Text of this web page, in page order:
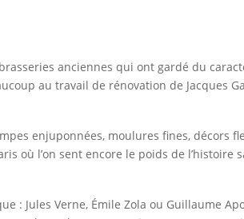
anciennes qui ont gardé du
au travail de rénovation de Jacques
enjuponnées, moulures fines, décors
où l’on sent encore le poids de
: Jules Verne, Émile Zola ou Guillaume